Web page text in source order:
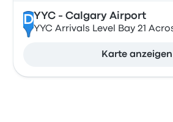
DYYC - Calgary Airport
YYC Arrivals Level Bay 21
Karte anzeigen